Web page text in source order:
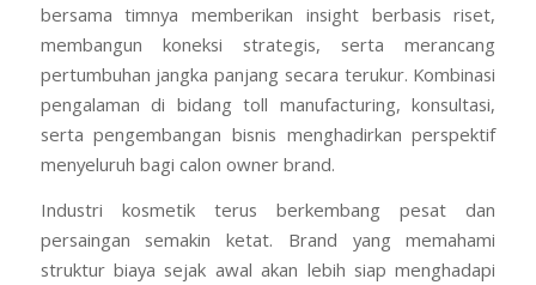
bersama timnya memberikan insight berbasis riset,
membangun koneksi strategis, serta merancang
pertumbuhan jangka panjang secara terukur. Kombinasi
pengalaman di bidang toll manufacturing, konsultasi,
serta pengembangan bisnis menghadirkan perspektif
menyeluruh bagi calon owner brand.
Industri kosmetik terus berkembang pesat dan
persaingan semakin ketat. Brand yang memahami
struktur biaya sejak awal akan lebih siap menghadapi